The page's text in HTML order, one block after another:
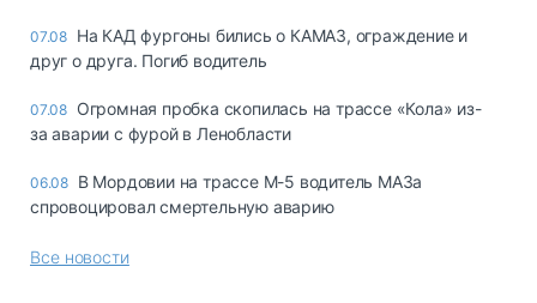
07.08 На КАД фургоны бились о КАМАЗ, ограждение и
друг о друга. Погиб водитель
07.08 Огромная пробка скопилась на трассе «Кола» из-
за аварии с фурой в Ленобласти
06.08 В Мордовии на трассе М-5 водитель МАЗа
спровоцировал смертельную аварию
Все новости